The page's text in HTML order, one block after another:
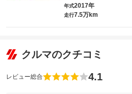
年式2017年
走行7.5万km
クルマのクチコミ
レビュー総合 4.1